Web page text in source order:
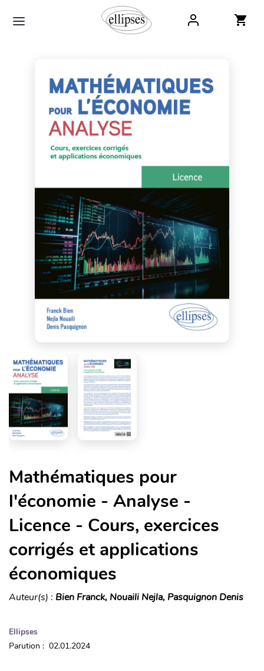
Mathématiques pour
l'économie - Analyse -
Licence - Cours, exercices
corrigés et applications
économiques
Auteur(s) : Bien Franck, Nouaili Nejla, Pasquignon Denis
Ellipses
Parution : 02.01.2024